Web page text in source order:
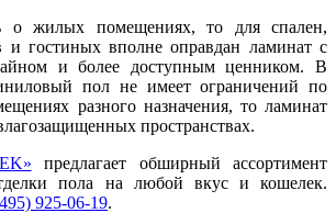
о жилых помещениях, то для спален,
и гостиных вполне оправдан ламинат с
и более доступным ценником. В
пол не имеет ограничений по
разного назначения, то ламинат
пространствах.
предлагает обширный ассортимент
пола на любой вкус и кошелек.
925-06-19.